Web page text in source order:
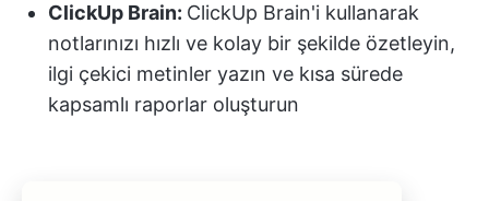
ClickUp Brain: ClickUp Brain'i kullanarak
notlarınızı hızlı ve kolay bir şekilde özetleyin,
ilgi çekici metinler yazın ve kısa sürede
kapsamlı raporlar oluşturun